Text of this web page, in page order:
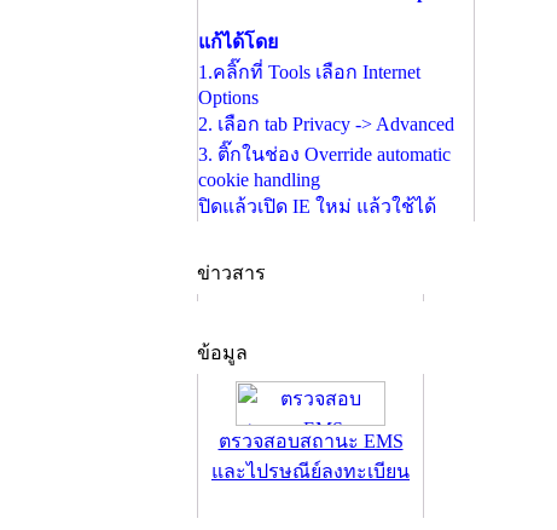
แก้ได้โดย
1.คลิ๊กที่ Tools เลือก Internet
Options
2. เลือก tab Privacy -> Advanced
3. ติ๊กในช่อง Override automatic
cookie handling
ปิดแล้วเปิด IE ใหม่ แล้วใช้ได้
ข่าวสาร
ข้อมูล
ตรวจสอบสถานะ EMS
และไปรษณีย์ลงทะเบียน